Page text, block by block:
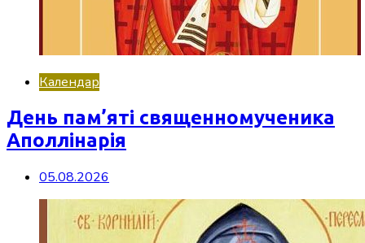
Календар
День пам’яті священномученика
Аполлінарія
05.08.2026